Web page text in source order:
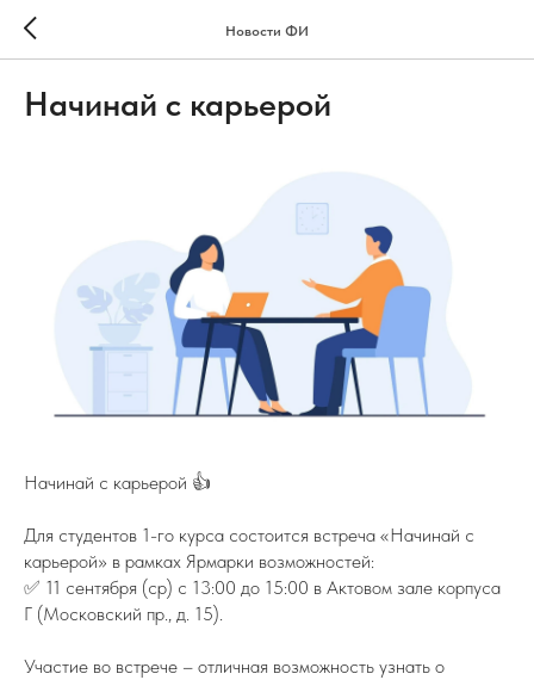
Новости ФИ
Начинай с карьерой
Начинай с карьерой 👍
Для студентов 1-го курса состоится встреча «Начинай с
карьерой» в рамках Ярмарки возможностей:
✅ 11 сентября (ср) с 13:00 до 15:00 в Актовом зале корпуса
Г (Московский пр., д. 15).
Участие во встрече – отличная возможность узнать о